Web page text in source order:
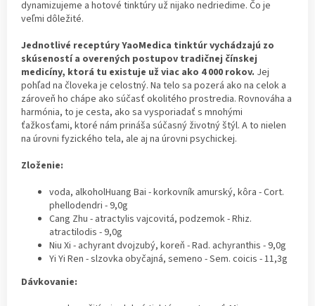
dynamizujeme a hotové tinktúry už nijako nedriedime. Čo je
veľmi dôležité.
Jednotlivé receptúry YaoMedica tinktúr vychádzajú zo
skúseností a overených postupov tradičnej čínskej
medicíny, ktorá tu existuje už viac ako 4 000 rokov. Jej
pohľad na človeka je celostný. Na telo sa pozerá ako na celok a
zároveň ho chápe ako súčasť okolitého prostredia. Rovnováha a
harmónia, to je cesta, ako sa vysporiadať s mnohými
ťažkosťami, ktoré nám prináša súčasný životný štýl. A to nielen
na úrovni fyzického tela, ale aj na úrovni psychickej.
Zloženie:
voda, alkoholHuang Bai - korkovník amurský, kôra - Cort.
phellodendri - 9,0g
Cang Zhu - atractylis vajcovitá, podzemok - Rhiz.
atractilodis - 9,0g
Niu Xi - achyrant dvojzubý, koreň - Rad. achyranthis - 9,0g
Yi Yi Ren - slzovka obyčajná, semeno - Sem. coicis - 11,3g
Dávkovanie: